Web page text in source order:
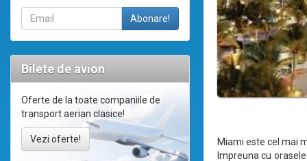
Bilete de avion
Oferte de la toate companiile de
transport aerian clasice!
Vezi oferte!
Miami este cel mai
Impreuna cu